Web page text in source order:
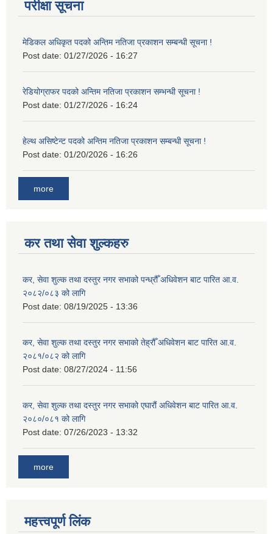
परीक्षा सूचना
मेडिकल अधिकृत पदको अन्तिम नतिजा प्रकाशन सम्बन्धी सूचना !
Post date: 01/27/2026 - 16:27
रेडियोग्राफर पदको अन्तिम नतिजा प्रकाशन सम्भन्धी सूचना !
Post date: 01/27/2026 - 16:24
हेल्थ असिष्टेन्ट पदको अन्तिम नतिजा प्रकाशन सम्बन्धी सूचना !
Post date: 01/20/2026 - 16:26
more
कर तथा सेवा शुल्कहरु
कर, सेवा शुल्क तथा दस्तुर नगर सभाको पन्ध्रौँ अधिवेशन बाट पारित आ.व.
२०८२/०८३ को लागि
Post date: 08/19/2025 - 13:36
कर, सेवा शुल्क तथा दस्तुर नगर सभाको तेह्रौँ अधिवेशन बाट पारित आ.व.
२०८१/०८२ को लागि
Post date: 08/27/2024 - 11:56
कर, सेवा शुल्क तथा दस्तुर नगर सभाको एघारौं अधिवेशन बाट पारित आ.व.
२०८०/०८१ को लागि
Post date: 07/26/2023 - 13:32
more
महत्त्वपूर्ण लिंक